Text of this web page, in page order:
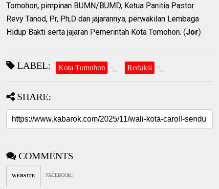
Tomohon, pimpinan BUMN/BUMD, Ketua Panitia Pastor
Revy Tanod, Pr, Ph,D dan jajarannya, perwakilan Lembaga
Hidup Bakti serta jajaran Pemerintah Kota Tomohon. (Jor)
LABEL: Kota Tomohon Redaksi
SHARE:
COMMENTS
WEBSITE FACEBOOK: